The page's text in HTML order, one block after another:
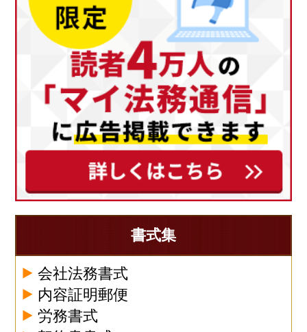
書式集
会社法務書式
内容証明郵便
労務書式